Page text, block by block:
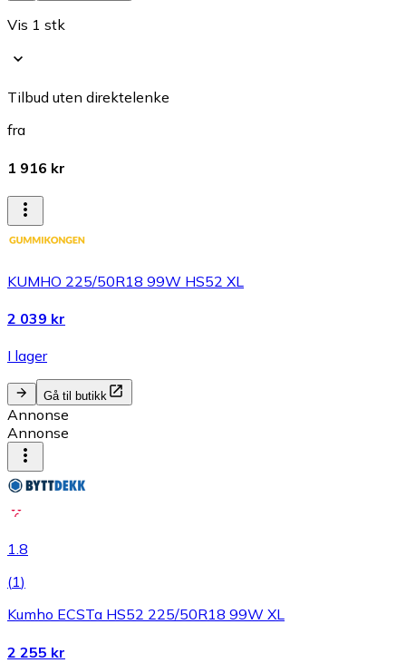
Vis 1 stk
Tilbud uten direktelenke
fra
1 916 kr
KUMHO 225/50R18 99W HS52 XL
2 039 kr
I lager
Gå til butikk
Annonse
Annonse
1.8
(1)
Kumho ECSTa HS52 225/50R18 99W XL
2 255 kr